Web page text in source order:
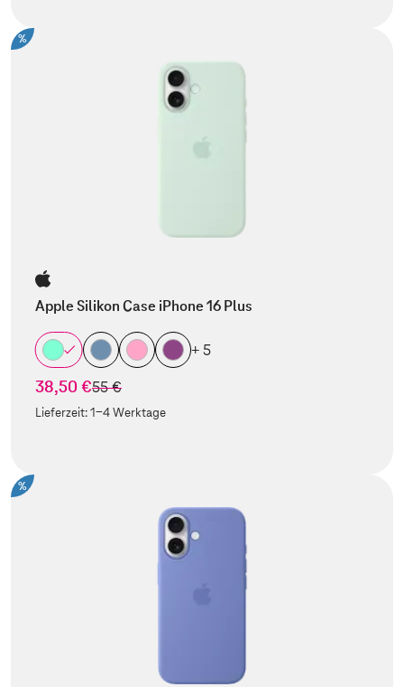
%
Apple Silikon Case iPhone 16 Plus
+ 5
38,50 €statt
55 €
Lieferzeit:1-4 Werktage
%